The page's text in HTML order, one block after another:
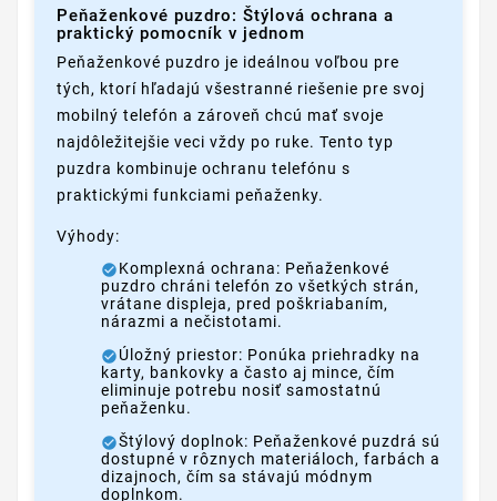
Peňaženkové puzdro: Štýlová ochrana a
praktický pomocník v jednom
Peňaženkové puzdro je ideálnou voľbou pre
tých, ktorí hľadajú všestranné riešenie pre svoj
mobilný telefón a zároveň chcú mať svoje
najdôležitejšie veci vždy po ruke. Tento typ
puzdra kombinuje ochranu telefónu s
praktickými funkciami peňaženky.
Výhody:
Komplexná ochrana: Peňaženkové
puzdro chráni telefón zo všetkých strán,
vrátane displeja, pred poškriabaním,
nárazmi a nečistotami.
Úložný priestor: Ponúka priehradky na
karty, bankovky a často aj mince, čím
eliminuje potrebu nosiť samostatnú
peňaženku.
Štýlový doplnok: Peňaženkové puzdrá sú
dostupné v rôznych materiáloch, farbách a
dizajnoch, čím sa stávajú módnym
doplnkom.